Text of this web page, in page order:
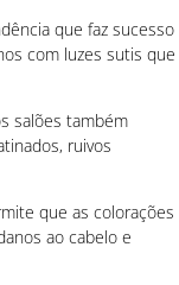
que faz sucesso
com luzes sutis que
salões também
ruivos
que as colorações
ao cabelo e